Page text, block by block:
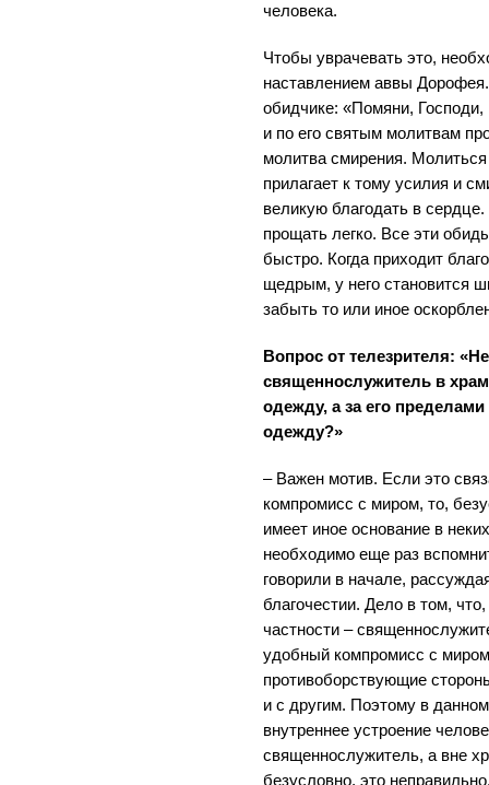
человека.
Чтобы уврачевать это,
наставлением аввы
обидчике: «Помяни,
и по его святым молитвам
молитва смирения.
прилагает к тому усилия и
великую благодать в сердце.
прощать легко. Все эти
быстро. Когда приходит
щедрым, у него становится
забыть то или иное
Вопрос от телезрителя:
священнослужитель в
одежду, а за его
одежду?»
– Важен мотив. Если это
компромисс с миром, то,
имеет иное основание в
необходимо еще раз
говорили в начале,
благочестии. Дело в том,
частности –
удобный компромисс с
противоборствующие
и с другим. Поэтому в
внутреннее устроение
священнослужитель, а вне
безусловно, это